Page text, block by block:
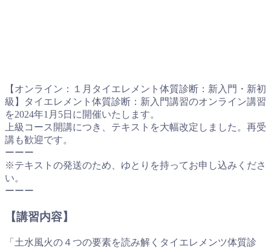
【オンライン：１月タイエレメント体質診断：新入門・新初
級】タイエレメント体質診断：新入門講習のオンライン講習
を2024年1月5日に開催いたします。
上級コース開講につき、テキストを大幅改定しました。再受
講も歓迎です。
ーーー
※テキストの発送のため、ゆとりを持ってお申し込みくださ
い。
ーーー
【講習内容】
「土水風火の４つの要素を読み解くタイエレメンツ体質診